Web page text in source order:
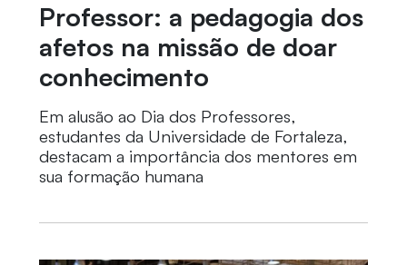
Professor: a pedagogia dos
afetos na missão de doar
conhecimento
Em alusão ao Dia dos Professores,
estudantes da Universidade de Fortaleza,
destacam a importância dos mentores em
sua formação humana